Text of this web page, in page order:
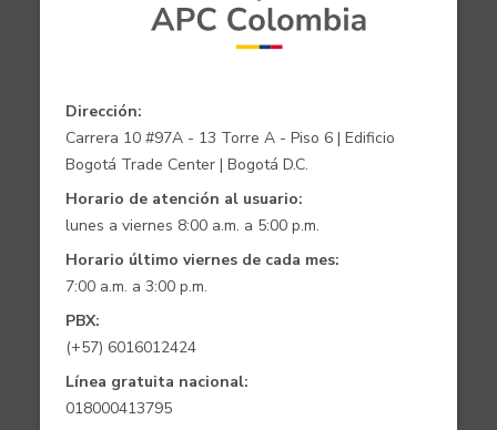
Dirección:
Carrera 10 #97A - 13 Torre A - Piso 6 | Edificio
Bogotá Trade Center | Bogotá D.C.
Horario de atención al usuario:
lunes a viernes 8:00 a.m. a 5:00 p.m.
Horario último viernes de cada mes:
7:00 a.m. a 3:00 p.m.
PBX:
(+57) 6016012424
Línea gratuita nacional:
018000413795